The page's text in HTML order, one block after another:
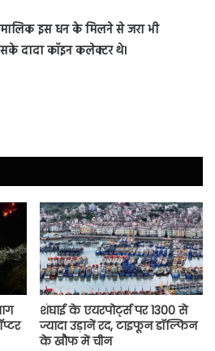
इस धन के मिलने से जरा भी
दादा कॉइन कलेक्टर थे।
शंघाई के एयरपोर्ट्स पर 1300 से
ज्यादा उड़ानें रद, टाइफून डॉल्फिन
के खौफ में चीन